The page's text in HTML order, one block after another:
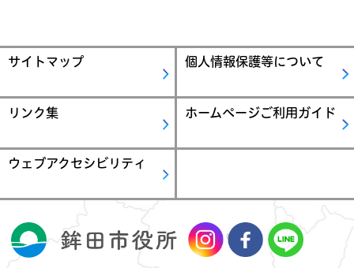
サイトマップ 個人情報保護等について
リンク集 ホームページご利用ガイド
ウェブアクセシビリティ